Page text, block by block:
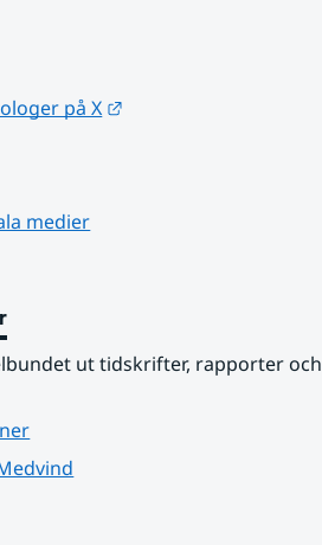
på X
medier
ut tidskrifter, rapporter och